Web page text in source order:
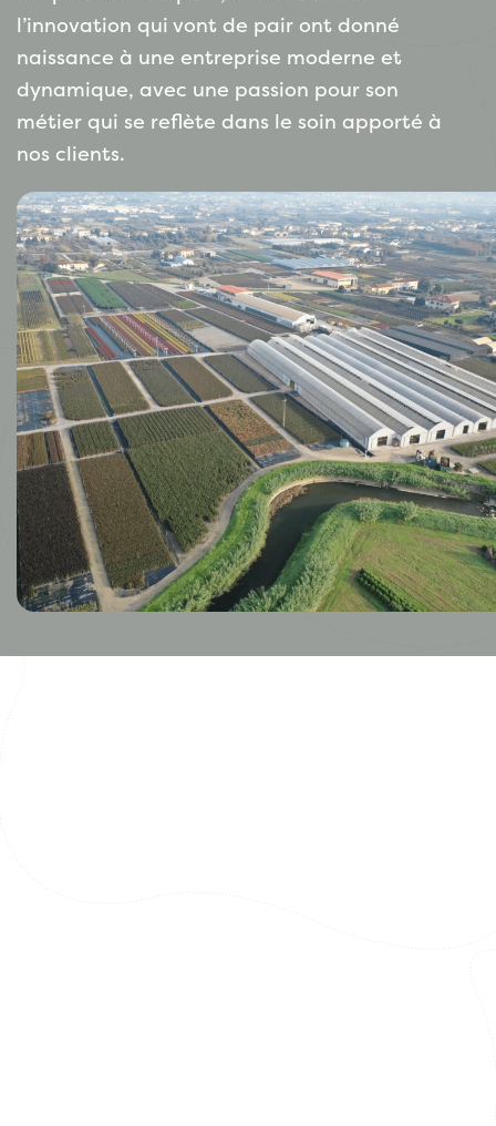
l’innovation qui vont de pair ont donné
naissance à une entreprise moderne et
dynamique, avec une passion pour son
métier qui se reflète dans le soin apporté à
nos clients.